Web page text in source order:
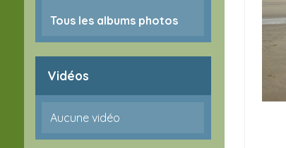
Tous les albums photos
Vidéos
Aucune vidéo